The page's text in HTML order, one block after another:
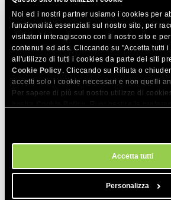
Noi ed i nostri partner usiamo i cookies per
funzionalità essenziali sul nostro sito, per
visitatori interagiscono con il nostro sito e
contenuti ed ads. Cliccando su "Accetta tutti
all'utilizzo di tutti i cookies da parte dei siti
Cookie Policy. Cliccando su Rifiuta o
accetti solo i cookie necessari e non quelli
Per sapere di più sul nostro utilizzo di
Accetta tutti
Personalizza
AAAA, è necessario aggiungere
utilizzare.
Impostazioni del
CNAME specifica i
necessario fornire un dominio/host